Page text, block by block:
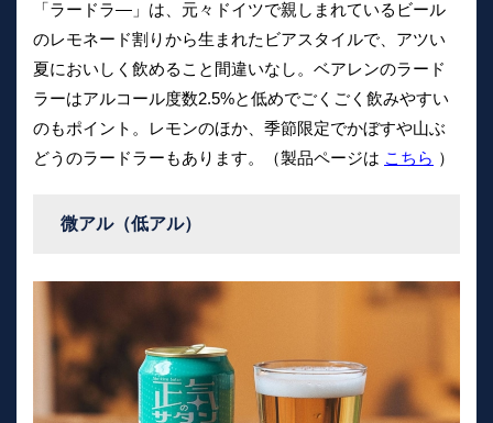
「ラードラ―」は、元々ドイツで親しまれているビール
のレモネード割りから生まれたビアスタイルで、アツい
夏においしく飲めること間違いなし。ベアレンのラード
ラーはアルコール度数2.5%と低めでごくごく飲みやすい
のもポイント。レモンのほか、季節限定でかぼすや山ぶ
どうのラードラーもあります。（製品ページは こちら ）
微アル（低アル）